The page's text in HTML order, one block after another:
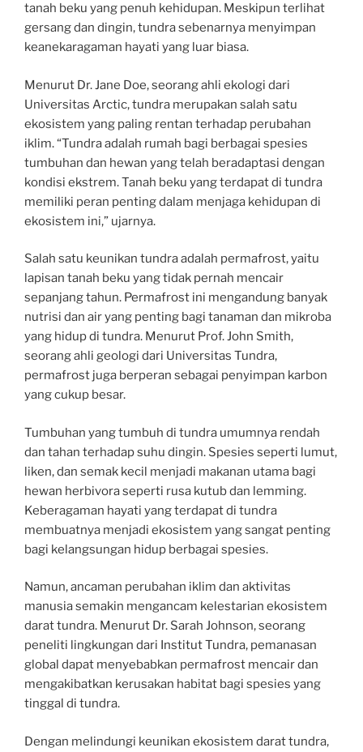
tanah beku yang penuh kehidupan. Meskipun terlihat
gersang dan dingin, tundra sebenarnya menyimpan
keanekaragaman hayati yang luar biasa.
Menurut Dr. Jane Doe, seorang ahli ekologi dari
Universitas Arctic, tundra merupakan salah satu
ekosistem yang paling rentan terhadap perubahan
iklim. “Tundra adalah rumah bagi berbagai spesies
tumbuhan dan hewan yang telah beradaptasi dengan
kondisi ekstrem. Tanah beku yang terdapat di tundra
memiliki peran penting dalam menjaga kehidupan di
ekosistem ini,” ujarnya.
Salah satu keunikan tundra adalah permafrost, yaitu
lapisan tanah beku yang tidak pernah mencair
sepanjang tahun. Permafrost ini mengandung banyak
nutrisi dan air yang penting bagi tanaman dan mikroba
yang hidup di tundra. Menurut Prof. John Smith,
seorang ahli geologi dari Universitas Tundra,
permafrost juga berperan sebagai penyimpan karbon
yang cukup besar.
Tumbuhan yang tumbuh di tundra umumnya rendah
dan tahan terhadap suhu dingin. Spesies seperti lumut,
liken, dan semak kecil menjadi makanan utama bagi
hewan herbivora seperti rusa kutub dan lemming.
Keberagaman hayati yang terdapat di tundra
membuatnya menjadi ekosistem yang sangat penting
bagi kelangsungan hidup berbagai spesies.
Namun, ancaman perubahan iklim dan aktivitas
manusia semakin mengancam kelestarian ekosistem
darat tundra. Menurut Dr. Sarah Johnson, seorang
peneliti lingkungan dari Institut Tundra, pemanasan
global dapat menyebabkan permafrost mencair dan
mengakibatkan kerusakan habitat bagi spesies yang
tinggal di tundra.
Dengan melindungi keunikan ekosistem darat tundra,